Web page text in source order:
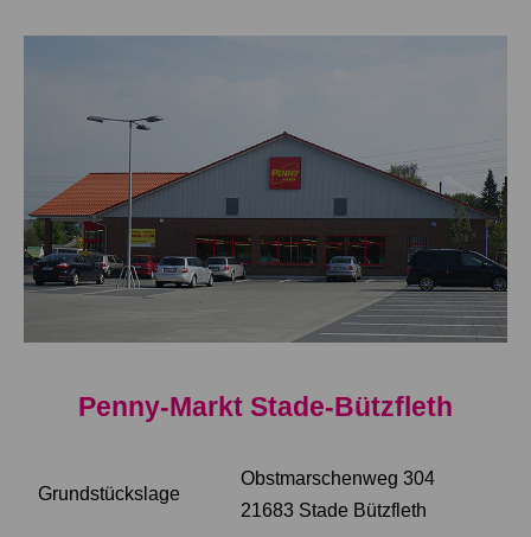
Penny-Markt Stade-Bützfleth
Grundstückslage
Obstmarschenweg 304
21683 Stade Bützfleth